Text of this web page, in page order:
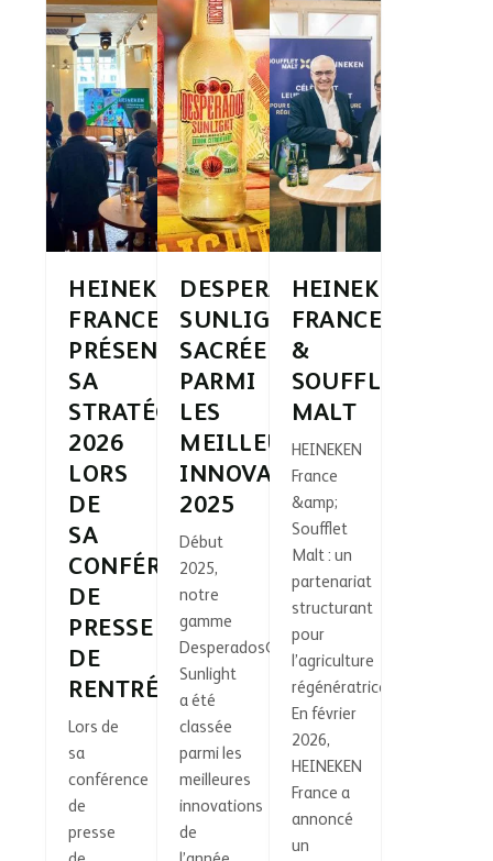
HEINEKEN
FRANCE
PRÉSENTE
SA
STRATÉGIE
2026
LORS
DE
SA
CONFÉRENCE
DE
PRESSE
DE
RENTRÉE.
Lors de
sa
conférence
de
presse
DESPERADOS®
SUNLIGHT,
SACRÉE
PARMI
LES
MEILLEURES
INNOVATIONS
2025
Début
2025,
notre
gamme
Desperados®
Sunlight
a été
classée
parmi les
meilleures
innovations
de
HEINEKEN
FRANCE
&
SOUFFLET
MALT
HEINEKEN
France
&amp;
Soufflet
Malt : un
partenariat
structurant
pour
l’agriculture
régénératrice.
En février
2026,
HEINEKEN
France a
annoncé
un